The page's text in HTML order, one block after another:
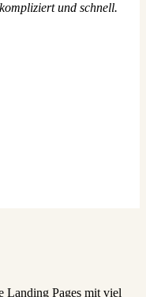
und schnell.
Landing Pages mit viel